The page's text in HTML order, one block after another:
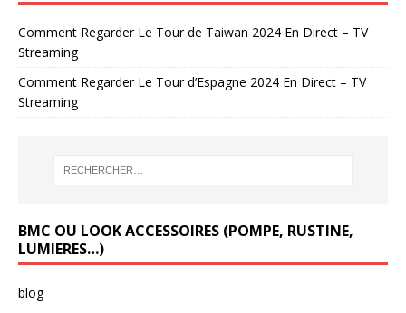
Comment Regarder Le Tour de Taiwan 2024 En Direct – TV
Streaming
Comment Regarder Le Tour d’Espagne 2024 En Direct – TV
Streaming
BMC OU LOOK ACCESSOIRES (POMPE, RUSTINE,
LUMIERES…)
blog